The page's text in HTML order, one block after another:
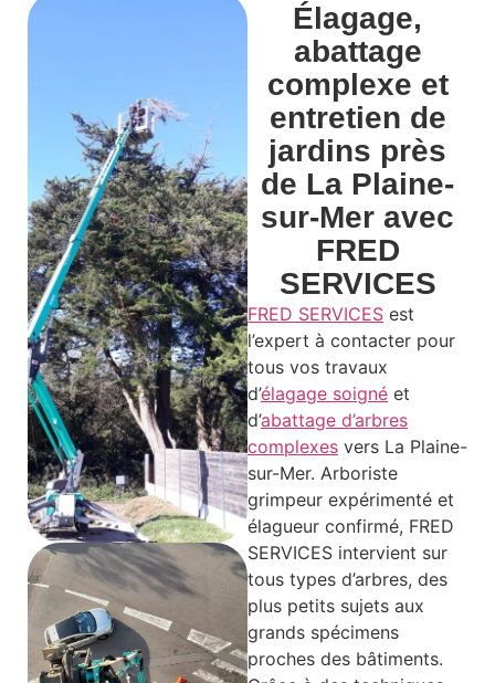
Élagage,
abattage
complexe et
entretien de
jardins près
de La Plaine-
sur-Mer avec
FRED
SERVICES
FRED SERVICES est
l’expert à contacter pour
tous vos travaux
d’élagage soigné et
d’abattage d’arbres
complexes vers La Plaine-
sur-Mer. Arboriste
grimpeur expérimenté et
élagueur confirmé, FRED
SERVICES intervient sur
tous types d’arbres, des
plus petits sujets aux
grands spécimens
proches des bâtiments.